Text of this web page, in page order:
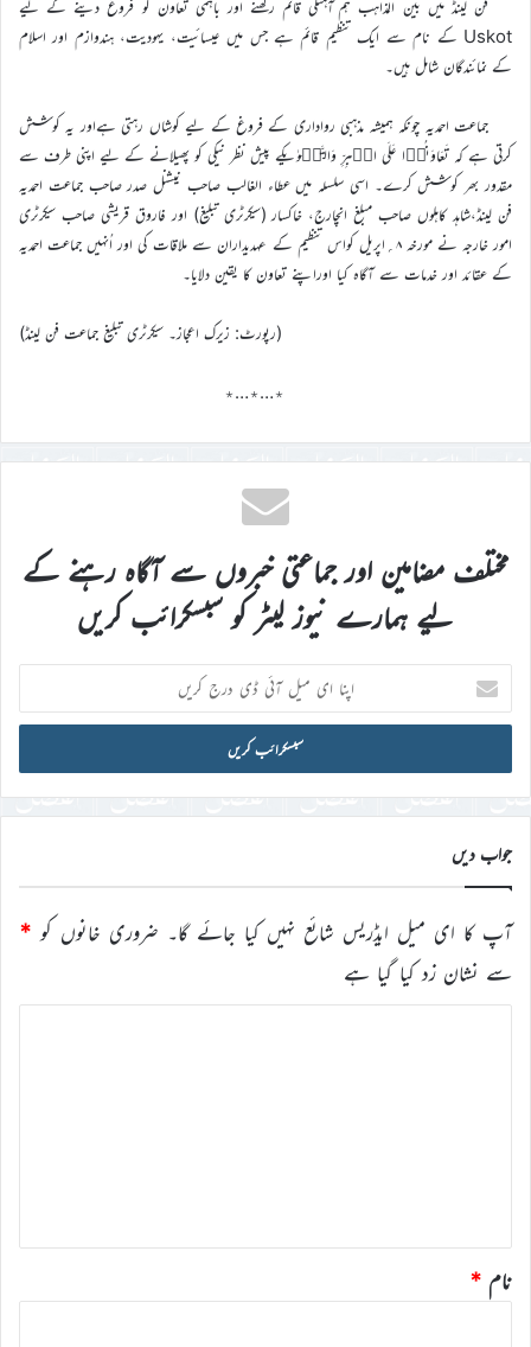
فن لینڈ میں بین المذاہب ہم آہنگی قائم رکھنے اور باہمی تعاون کو فروغ دینے کے لیے
Uskot کے نام سے ایک تنظیم قائم ہے جس میں عیسائیت، یہودیت، ہندوازم اور اسلام
کے نمائندگان شامل ہیں۔
جماعت احمدیہ چونکہ ہمیشہ مذہبی رواداری کے فروغ کے لیے کوشاں رہتی ہےاور یہ کوشش
کرتی ہے کہ تَعَاوَنُوۡا عَلَی الۡبِرِّ وَالتَّقۡوٰیکے پیش نظر نیکی کو پھیلانے کے لیے اپنی طرف سے
مقدور بھر کوشش کرے۔ اسی سلسلہ میں عطاء الغالب صاحب نیشنل صدر صاحب جماعت احمدیہ
فن لینڈ،شاہد کاہلوں صاحب مبلغ انچارج، خاکسار (سیکرٹری تبلیغ) اور فاروق قریشی صاحب سیکرٹری
امور خارجہ نے مورخہ ۸؍اپریل کواس تنظیم کے عہدیداران سے ملاقات کی اور اُنہیں جماعت احمدیہ
کے عقائد اور خدمات سے آگاہ کیا اوراپنے تعاون کا یقین دلایا۔
(رپورٹ: زیرک اعجاز۔ سیکرٹری تبلیغ جماعت فن لینڈ)
٭…٭…٭
مختلف مضامین اور جماعتی خبروں سے آگاہ رہنے کے
لیے ہمارے نیوز لیٹر کو سبسکرائب کریں
اپنا
ای
میل
ڈی
درج
کریں
جواب دیں
آپ کا ای میل ایڈریس شائع نہیں کیا جائے گا۔ ضروری خانوں کو *
سے نشان زد کیا گیا ہے
نام *